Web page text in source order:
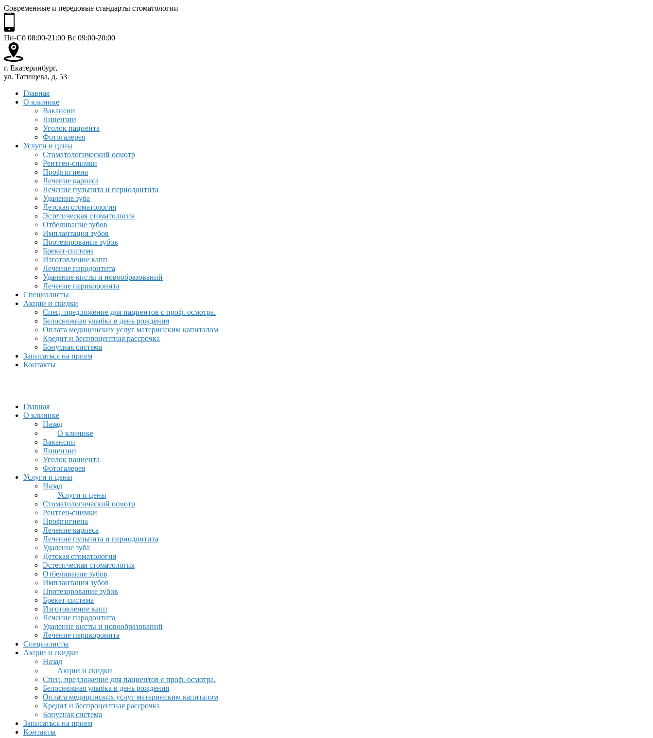
Современные и передовые стандарты стоматологии
Пн-Сб 08:00-21:00 Вс 09:00-20:00
г. Екатеринбург,
ул. Татищева, д. 53
Главная
О клинике
Вакансии
Лицензии
Уголок пациента
Фотогалерея
Услуги и цены
Стоматологический осмотр
Рентген-снимки
Профгигиена
Лечение кариеса
Лечение пульпита и периодонтита
Удаление зуба
Детская стоматология
Эстетическая стоматология
Отбеливание зубов
Имплантация зубов
Протезирование зубов
Брекет-система
Изготовление капп
Лечение пародонтита
Удаление кисты и новообразований
Лечение перикоронита
Специалисты
Акции и скидки
Спец. предложение для пациентов с проф. осмотра.
Белоснежная улыбка в день рождения
Оплата медицинских услуг материнским капиталом
Кредит и беспроцентная рассрочка
Бонусная система
Записаться на прием
Контакты
Главная
О клинике
Назад
О клинике
Вакансии
Лицензии
Уголок пациента
Фотогалерея
Услуги и цены
Назад
Услуги и цены
Стоматологический осмотр
Рентген-снимки
Профгигиена
Лечение кариеса
Лечение пульпита и периодонтита
Удаление зуба
Детская стоматология
Эстетическая стоматология
Отбеливание зубов
Имплантация зубов
Протезирование зубов
Брекет-система
Изготовление капп
Лечение пародонтита
Удаление кисты и новообразований
Лечение перикоронита
Специалисты
Акции и скидки
Назад
Акции и скидки
Спец. предложение для пациентов с проф. осмотра.
Белоснежная улыбка в день рождения
Оплата медицинских услуг материнским капиталом
Кредит и беспроцентная рассрочка
Бонусная система
Записаться на прием
Контакты